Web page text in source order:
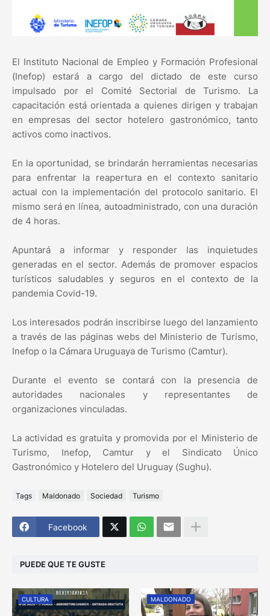
El Instituto Nacional de Empleo y Formación Profesional
(Inefop) estará a cargo del dictado de este curso
impulsado por el Comité Sectorial de Turismo. La
capacitación está orientada a quienes dirigen y trabajan
en empresas del sector hotelero gastronómico, tanto
activos como inactivos.
En la oportunidad, se brindarán herramientas necesarias
para enfrentar la reapertura en el contexto sanitario
actual con la implementación del protocolo sanitario. El
mismo será en línea, autoadministrado, con una duración
de 4 horas.
Apuntará a informar y responder las inquietudes
generadas en el sector. Además de promover espacios
turísticos saludables y seguros en el contexto de la
pandemia Covid-19.
Los interesados podrán inscribirse luego del lanzamiento
a través de las páginas webs del Ministerio de Turismo,
Inefop o la Cámara Uruguaya de Turismo (Camtur).
Durante el evento se contará con la presencia de
autoridades nacionales y representantes de
organizaciones vinculadas.
La actividad es gratuita y promovida por el Ministerio de
Turismo, Inefop, Camtur y el Sindicato Único
Gastronómico y Hotelero del Uruguay (Sughu).
Tags Maldonado Sociedad Turismo
Facebook
PUEDE QUE TE GUSTE
CULTURA MALDONADO